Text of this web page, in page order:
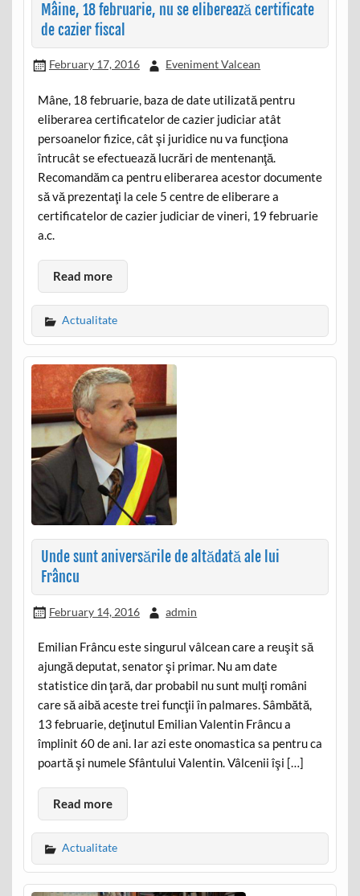
Mâine, 18 februarie, nu se eliberează certificate
de cazier fiscal
February 17, 2016 Eveniment Valcean
Mâne, 18 februarie, baza de date utilizată pentru
eliberarea certificatelor de cazier judiciar atât
persoanelor fizice, cât şi juridice nu va funcţiona
întrucât se efectuează lucrări de mentenanţă.
Recomandăm ca pentru eliberarea acestor documente
să vă prezentaţi la cele 5 centre de eliberare a
certificatelor de cazier judiciar de vineri, 19 februarie
a.c.
Read more
Actualitate
Unde sunt aniversările de altădată ale lui
Frâncu
February 14, 2016 admin
Emilian Frâncu este singurul vâlcean care a reuşit să
ajungă deputat, senator şi primar. Nu am date
statistice din ţară, dar probabil nu sunt mulţi români
care să aibă aceste trei funcţii în palmares. Sâmbătă,
13 februarie, deţinutul Emilian Valentin Frâncu a
împlinit 60 de ani. Iar azi este onomastica sa pentru ca
poartă şi numele Sfântului Valentin. Vâlcenii îşi […]
Read more
Actualitate